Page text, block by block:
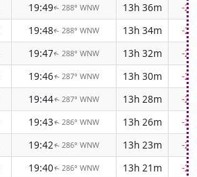
19:49↑ 288° WNW 13h 36m
-
19:48↑ 288° WNW 13h 34m
-
19:47↑ 288° WNW 13h 32m
-
19:46↑ 287° WNW 13h 30m
-
19:44↑ 287° WNW 13h 28m
-
19:43↑ 286° WNW 13h 26m
-
19:42↑ 286° WNW 13h 23m
-
19:40↑ 286° WNW 13h 21m
-